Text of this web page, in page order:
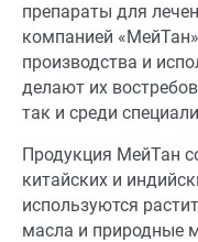
препараты для
компанией
производства и
делают их
так и среди
Продукция МейТан
китайских и
используются
масла и природные